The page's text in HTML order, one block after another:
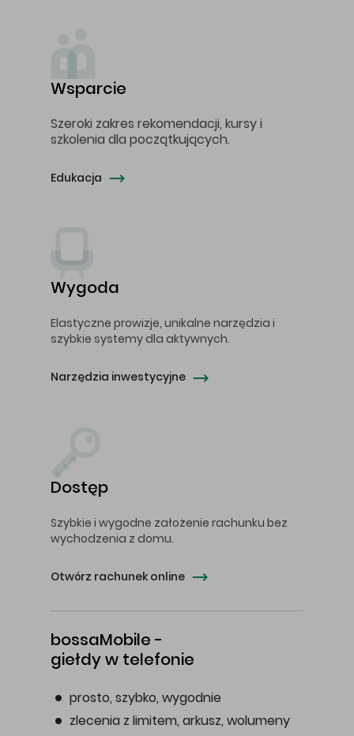
Wsparcie
Szeroki zakres rekomendacji, kursy i
szkolenia dla początkujących.
Edukacja
Wygoda
Elastyczne prowizje, unikalne narzędzia i
szybkie systemy dla aktywnych.
Narzędzia inwestycyjne
Dostęp
Szybkie i wygodne założenie rachunku bez
wychodzenia z domu.
Otwórz rachunek online
bossaMobile -
giełdy w telefonie
prosto, szybko, wygodnie
zlecenia z limitem, arkusz, wolumeny